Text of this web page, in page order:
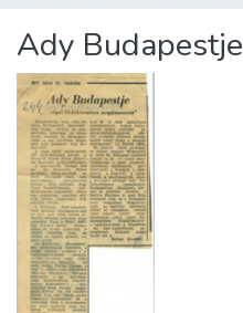
Statistics
About us
Ady Budapestje